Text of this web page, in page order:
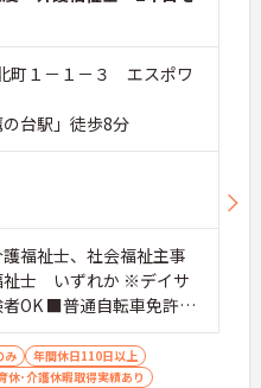
町１－１－３ エスポワ
台駅」徒歩8分
福祉士、社会福祉主事
祉士 いずれか ※デイサ
OK ■普通自転車免許必
為）
み
年間休日110日以上
休･介護休暇取得実績あり